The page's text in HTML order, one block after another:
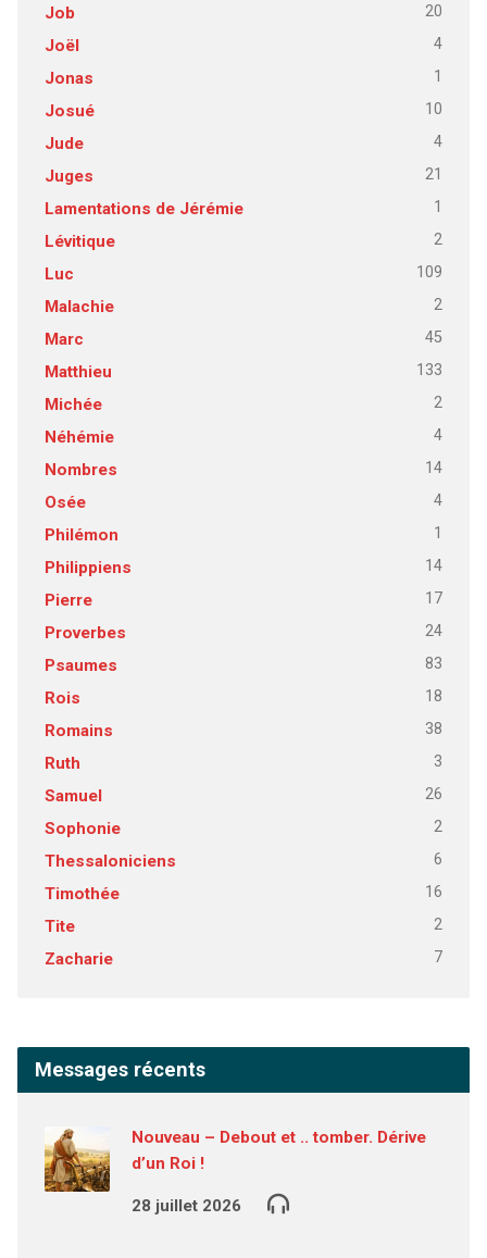
Job 20
Joël 4
Jonas 1
Josué 10
Jude 4
Juges 21
Lamentations de Jérémie 1
Lévitique 2
Luc 109
Malachie 2
Marc 45
Matthieu 133
Michée 2
Néhémie 4
Nombres 14
Osée 4
Philémon 1
Philippiens 14
Pierre 17
Proverbes 24
Psaumes 83
Rois 18
Romains 38
Ruth 3
Samuel 26
Sophonie 2
Thessaloniciens 6
Timothée 16
Tite 2
Zacharie 7
Messages récents
Nouveau – Debout et .. tomber. Dérive
d’un Roi !
28 juillet 2026